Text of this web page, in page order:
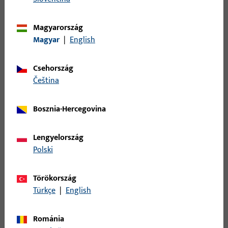
BLECH 2808
U28x170x8x1,5-ABG-UF9010-MS-NISI
U-profilú zárólemez, modell szám S280
SICHERH.-W.350, 20 MM LOCHL.,20 MM BL.L.,
Magyarország
Magyar | English
Csehország
čeština
Bosznia-Hercegovina
Lengyelország
Polski
Törökország
Türkçe | English
Románia